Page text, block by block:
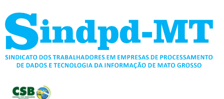
para
conteúdo